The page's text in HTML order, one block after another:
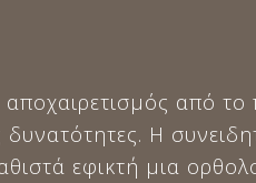
από το
δυνατότητες. Η
εφικτή μια